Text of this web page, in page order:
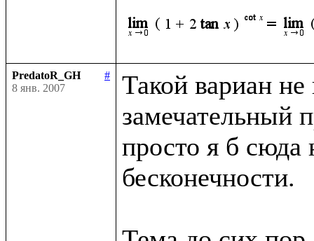
PredatoR_GH
#
8 янв. 2007
Такой вариан не
замечательный
просто я б сюда
бесконечности.